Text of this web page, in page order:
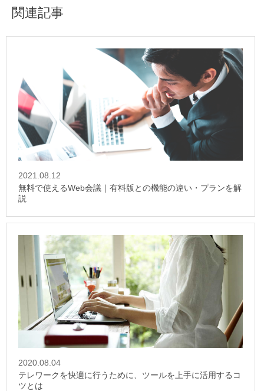
関連記事
2021.08.12
無料で使えるWeb会議｜有料版との機能の違い・プランを解
説
2020.08.04
テレワークを快適に行うために、ツールを上手に活用するコ
ツとは